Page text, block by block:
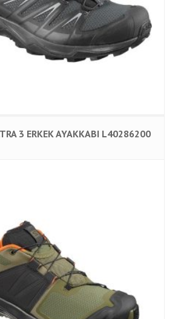
3 ERKEK AYAKKABI L40286200